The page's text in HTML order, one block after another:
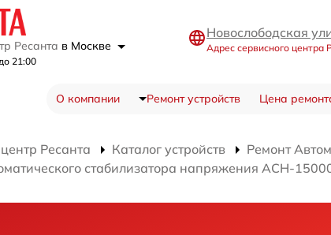
Ресанта в Москве
21:00
Новослободская
Адрес сервисного центра
О компании Ремонт устройств Цена
Ресанта Каталог устройств
Ремонт
стабилизатора напряжения АСН-